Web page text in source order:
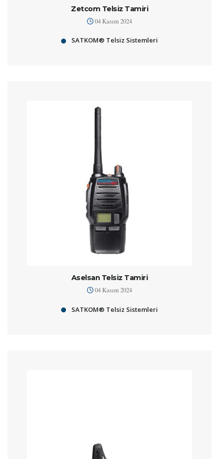
Zetcom Telsiz Tamiri
04 Kasım 2024
SATKOM® Telsiz Sistemleri
Aselsan Telsiz Tamiri
04 Kasım 2024
SATKOM® Telsiz Sistemleri